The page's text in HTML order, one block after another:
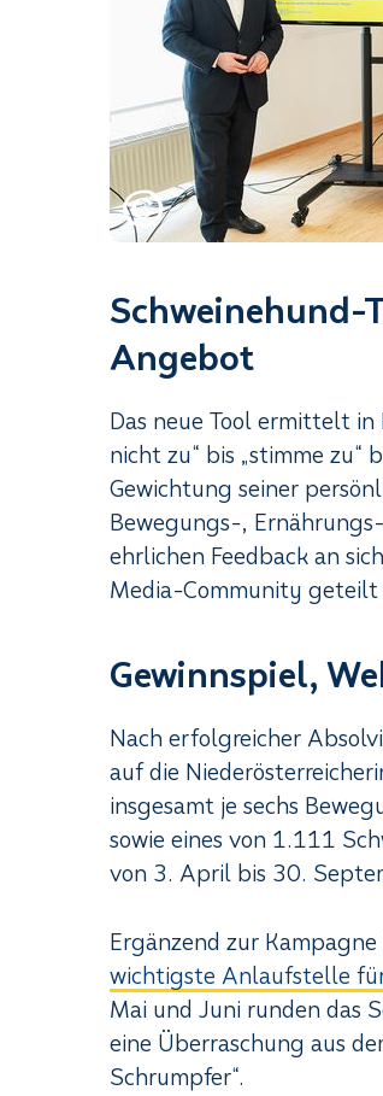
Schweinehund-
Angebot
Das neue Tool ermittelt
nicht zu“ bis „stimme
Gewichtung seiner
Bewegungs-,
ehrlichen Feedback an
Media-Community geteilt
Gewinnspiel,
Nach erfolgreicher
auf die
insgesamt je sechs
sowie eines von 1.111
von 3. April bis 30.
Ergänzend zur
wichtigste Anlaufstelle
Mai und Juni runden das
eine Überraschung aus
Schrumpfer“.